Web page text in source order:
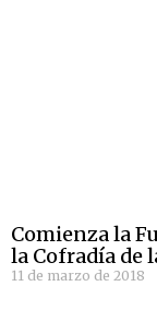
Comienza la
la Cofradía de
11 de marzo de 2018